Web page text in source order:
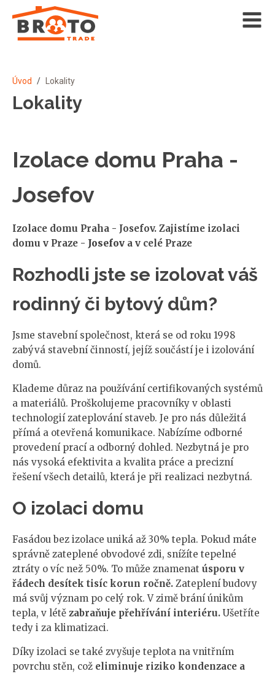
Úvod / Lokality
Lokality
Izolace domu Praha -
Josefov
Izolace domu Praha - Josefov. Zajistíme izolaci
domu v Praze - Josefov a v celé Praze
Rozhodli jste se izolovat váš
rodinný či bytový dům?
Jsme stavební společnost, která se od roku 1998
zabývá stavební činností, jejíž součástí je i izolování
domů.
Klademe důraz na používání certifikovaných systémů
a materiálů. Proškolujeme pracovníky v oblasti
technologií zateplování staveb. Je pro nás důležitá
přímá a otevřená komunikace. Nabízíme odborné
provedení prací a odborný dohled. Nezbytná je pro
nás vysoká efektivita a kvalita práce a precizní
řešení všech detailů, která je při realizaci nezbytná.
O izolaci domu
Fasádou bez izolace uniká až 30% tepla. Pokud máte
správně zateplené obvodové zdi, snížíte tepelné
ztráty o víc než 50%. To může znamenat úsporu v
řádech desítek tisíc korun ročně. Zateplení budovy
má svůj význam po celý rok. V zimě brání únikům
tepla, v létě zabraňuje přehřívání interiéru. Ušetříte
tedy i za klimatizaci.
Díky izolaci se také zvyšuje teplota na vnitřním
povrchu stěn, což eliminuje riziko kondenzace a